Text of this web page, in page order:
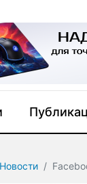
Новости